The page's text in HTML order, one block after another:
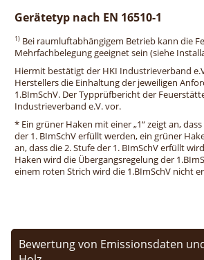
Gerätetyp nach EN 16510-1
1) Bei raumluftabhängigem Betrieb kann die
Mehrfachbelegung geeignet sein (siehe
Hiermit bestätigt der HKI Industrieverband
Herstellers die Einhaltung der jeweiligen
1.BImSchV. Der Typprüfbericht der
Industrieverband e.V. vor.
* Ein grüner Haken mit einer „1“ zeigt an,
der 1. BImSchV erfüllt werden, ein grüner
an, dass die 2. Stufe der 1. BImSchV erfüllt
Haken wird die Übergangsregelung der
einem roten Strich wird die 1.BImSchV nicht
Bewertung von Emissionsdaten